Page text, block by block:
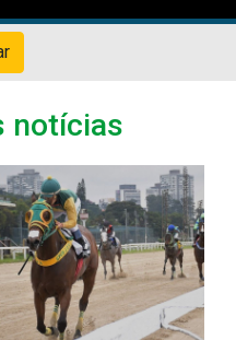
notícias